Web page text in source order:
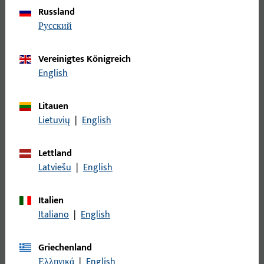
BKS bietet eine große Auswahl an Mehrfachverriegelungen
Zu den Mehrfachverriegelungen für
Holz- und Stahltüren
Russland
русский
Vereinigtes Königreich
English
Litauen
Lietuvių | English
Lettland
Latviešu | English
Italien
Italiano | English
Griechenland